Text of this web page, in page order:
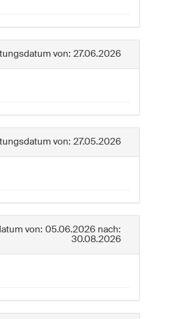
von: 27.06.2026
von: 27.05.2026
von: 05.06.2026 nach:
30.08.2026